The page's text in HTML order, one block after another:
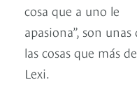
cosa que a uno le
apasiona”, son unas
las cosas que más
Lexi.